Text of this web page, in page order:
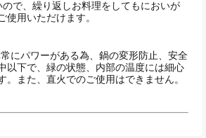
で、繰り返しお料理をしてもにおいが
使用いただけます。
にパワーがある為、鍋の変形防止、安全
以下で、緑の状態、内部の温度には細心
。また、直火でのご使用はできません。